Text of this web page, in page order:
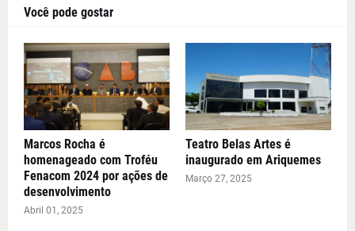
Você pode gostar
Marcos Rocha é
homenageado com Troféu
Fenacom 2024 por ações de
desenvolvimento
Abril 01, 2025
Teatro Belas Artes é
inaugurado em Ariquemes
Março 27, 2025